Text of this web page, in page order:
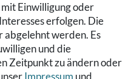
Einwilligung oder
erfolgen. Die
werden. Es
und die
Zeitpunkt zu ändern oder
Impressum und